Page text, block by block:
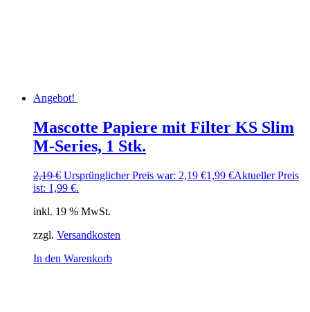
Angebot!
Mascotte Papiere mit Filter KS Slim
M-Series, 1 Stk.
2,19€ Ursprünglicher Preis war: 2,19 €1,99 €Aktueller Preis
ist: 1,99 €.
inkl. 19 % MwSt.
zzgl. Versandkosten
In den Warenkorb